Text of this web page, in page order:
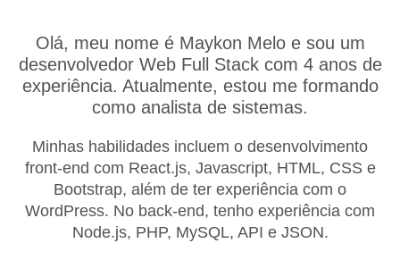
Olá, meu nome é Maykon Melo e sou um
desenvolvedor Web Full Stack com 4 anos de
experiência. Atualmente, estou me formando
como analista de sistemas.
Minhas habilidades incluem o desenvolvimento
front-end com React.js, Javascript, HTML, CSS e
Bootstrap, além de ter experiência com o
WordPress. No back-end, tenho experiência com
Node.js, PHP, MySQL, API e JSON.